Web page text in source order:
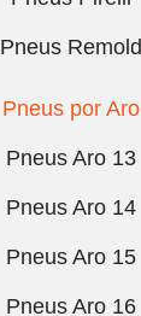
Pneus Remold
Pneus por Aro
Pneus Aro 13
Pneus Aro 14
Pneus Aro 15
Pneus Aro 16